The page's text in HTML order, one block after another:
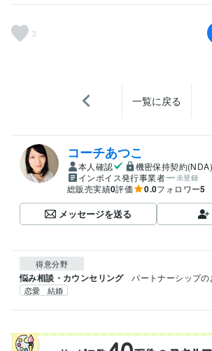
3
一覧に戻る
コーチあつこ
本人確認
機密保持契約(NDA)
インボイス発行事業者
未登録
総販売実績0評価 0.0フォロワー5
メッセージを送る
得意分野
悩み相談・カウンセリング パートナーシップの
恋愛 結婚